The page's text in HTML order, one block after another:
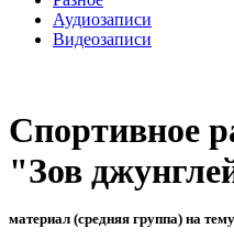
Аудиозаписи
Видеозаписи
Спортивное
"Зов
материал (средняя группа) на тему